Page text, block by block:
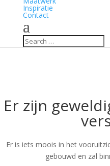
Inspiratie
Contact
Er zijn
Er is iets moois in het
gebouwd en zal